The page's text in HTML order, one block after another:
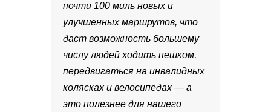
почти 100 миль новых и
улучшенных маршрутов, что
даст возможность большему
числу людей ходить пешком,
передвигаться на инвалидных
колясках и велосипедах — а
это полезнее для нашего